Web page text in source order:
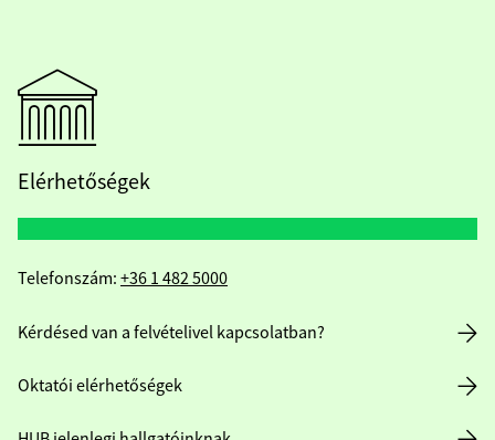
Elérhetőségek
Telefonszám: +36 1 482 5000
Kérdésed van a felvételivel kapcsolatban?
Oktatói elérhetőségek